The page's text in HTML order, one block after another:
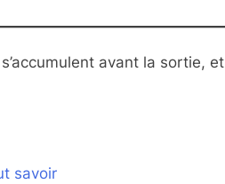
avant la sortie, et
savoir